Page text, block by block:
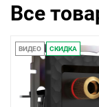
Все
ВИДЕО СКИДКА